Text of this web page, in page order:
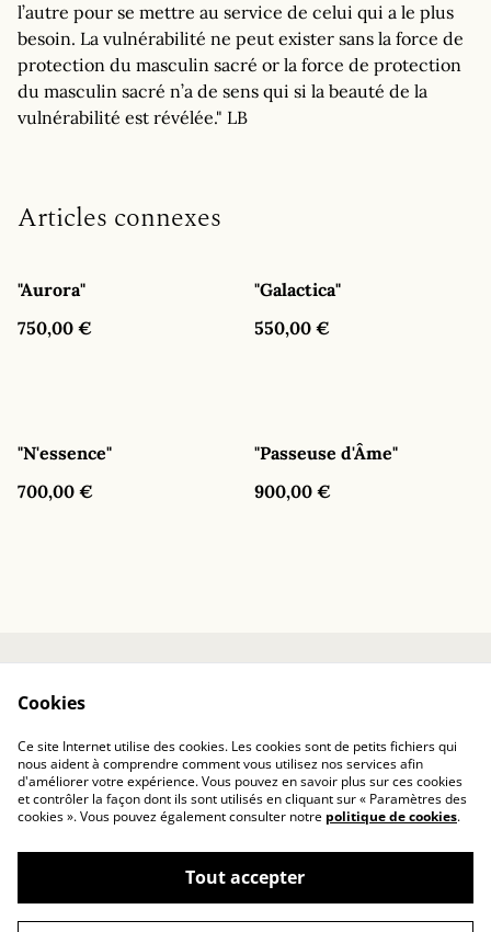
l’autre pour se mettre au service de celui qui a le plus
besoin. La vulnérabilité ne peut exister sans la force de
protection du masculin sacré or la force de protection
du masculin sacré n’a de sens qui si la beauté de la
vulnérabilité est révélée." LB
Articles connexes
"Aurora"
750,00 €
"Galactica"
550,00 €
"N'essence"
700,00 €
"Passeuse d'Âme"
900,00 €
confidentialité
©2026
Les Arts de Lémurie : technologie spirituelle
vivante
Cookies
Ce site Internet utilise des cookies. Les cookies sont de petits fichiers qui
nous aident à comprendre comment vous utilisez nos services afin
d'améliorer votre expérience. Vous pouvez en savoir plus sur ces cookies
et contrôler la façon dont ils sont utilisés en cliquant sur « Paramètres des
cookies ». Vous pouvez également consulter notre politique de cookies.
Tout accepter